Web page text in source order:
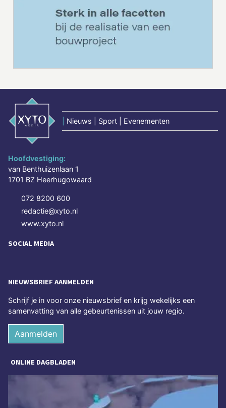
Nieuws | Sport | Evenementen
Hoofdvestiging:
van Benthuizenlaan 1
1701 BZ Heerhugowaard
072 8200 600
redactie@xyto.nl
www.xyto.nl
SOCIAL MEDIA
NIEUWSBRIEF AANMELDEN
Schrijf je in voor onze nieuwsbrief en krijg wekelijks een
samenvatting van alle gebeurtenissen uit jouw regio.
Aanmelden
ONLINE DAGBLADEN